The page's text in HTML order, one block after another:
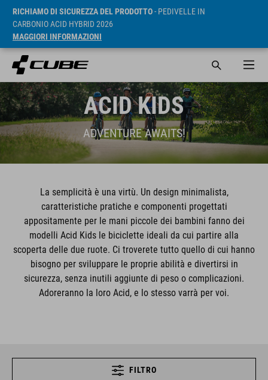
RICHIAMO DI SICUREZZA DEL PRODOTTO- PEDIVELLE IN
CARBONIO ACID HYBRID 2026
MAGGIORI INFORMAZIONI
ACID KIDS
ADVENTURE AWAITS!
La semplicità è una virtù. Un design minimalista,
caratteristiche pratiche e componenti progettati
appositamente per le mani piccole dei bambini fanno dei
modelli Acid Kids le biciclette ideali da cui partire alla
scoperta delle due ruote. Ci troverete tutto quello di cui hanno
bisogno per sviluppare le proprie abilità e divertirsi in
sicurezza, senza inutili aggiunte di peso o complicazioni.
Adoreranno la loro Acid, e lo stesso varrà per voi.
FILTRO